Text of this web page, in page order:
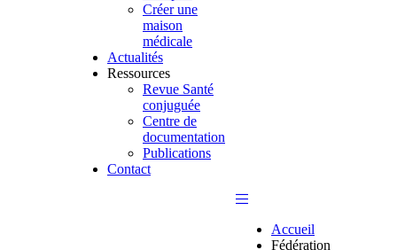
Créer une
maison
médicale
Actualités
Ressources
Revue Santé
conjuguée
Centre de
documentation
Publications
Contact
Accueil
Fédération